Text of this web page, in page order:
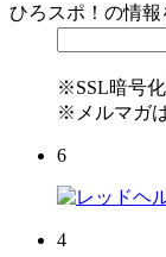
ひろスポ！の情報
※SSL暗号化
※メルマガ
6
4